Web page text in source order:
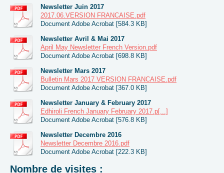
Newsletter Juin 2017
2017.06.VERSION FRANCAISE.pdf
Document Adobe Acrobat [584.3 KB]
Newsletter Avril & Mai 2017
April May Newsletter French Version.pdf
Document Adobe Acrobat [698.8 KB]
Newsletter Mars 2017
Bulletin Mars 2017 VERSION FRANCAISE.pdf
Document Adobe Acrobat [367.0 KB]
Newsletter January & February 2017
Edhiroli French January February 2017.p[...]
Document Adobe Acrobat [576.8 KB]
Newsletter Decembre 2016
Newsletter Decembre 2016.pdf
Document Adobe Acrobat [222.3 KB]
Nombre de visites :